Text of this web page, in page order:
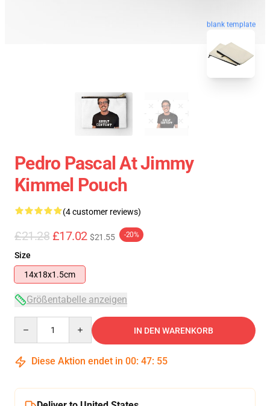
blank template
Pedro Pascal At Jimmy
Kimmel Pouch
(4 customer reviews)
£21.28 £17.02 $21.55 -20%
Size
14x18x1.5cm
Größentabelle anzeigen
IN DEN WARENKORB
Diese Aktion endet in 00: 47: 54